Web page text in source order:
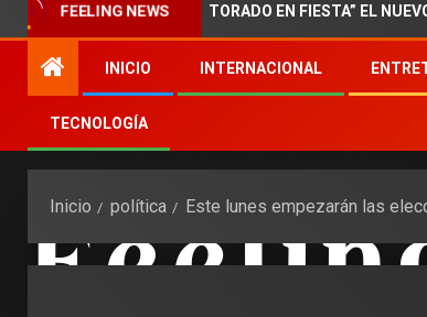
FEELING NEWS
PRESENTA “DOCTORADO EN FIESTA” EL NUEVO
INICIO INTERNACIONAL
TECNOLOGÍA
Inicio política Este lunes empezarán las